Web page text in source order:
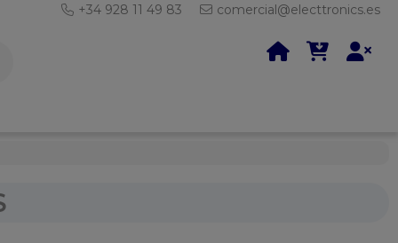
+34 928 11 49 83 comercial@electtronics.es